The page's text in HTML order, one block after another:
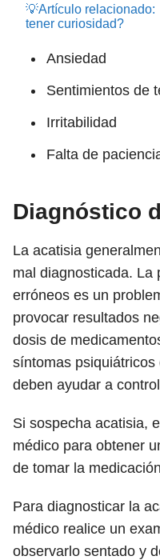
💡Artículo relacionado:
tener curiosidad?
Ansiedad
Sentimientos de
Irritabilidad
Falta de
Diagnóstico
La acatisia
mal diagnosticada. La
erróneos es un
provocar resultados
dosis de
síntomas
deben ayudar a
Si sospecha acatisia,
médico para obtener
de tomar la
Para diagnosticar la
médico realice un
observarlo sentado y